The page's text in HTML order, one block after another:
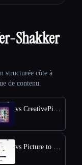
Shakker
structurée côte à
de contenu.
vs CreativePixel
vs Picture to Drawing